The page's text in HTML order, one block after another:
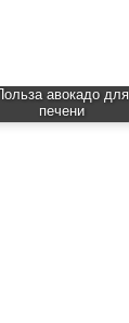
Польза авокадо для
печени